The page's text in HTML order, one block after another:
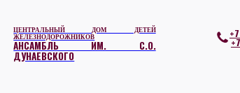
ЦЕНТРАЛЬНЫЙ ДОМ ДЕТЕЙ
ЖЕЛЕЗНОДОРОЖНИКОВ
АНСАМБЛЬ ИМ. С.О.
ДУНАЕВСКОГО